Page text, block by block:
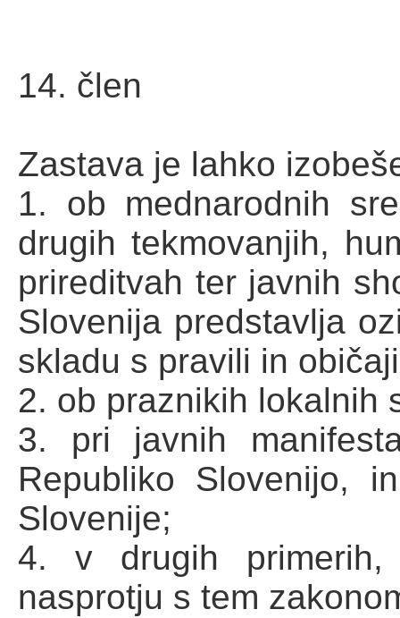
14. člen
Zastava je lahko
1. ob mednarodnih
drugih tekmovanjih,
prireditvah ter javnih
Slovenija predstavlja
skladu s pravili in
2. ob praznikih lokalnih
3. pri javnih
Republiko Slovenijo,
Slovenije;
4. v drugih
nasprotju s tem